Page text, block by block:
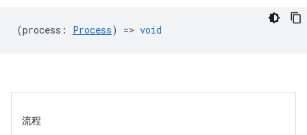
(process : Process) => void
流程